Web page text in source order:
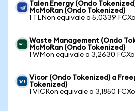
Talen Energy (Ondo
McMoRan (Ondo Tokenized)
1 TLNon equivale a 5,0339
Waste Management (Ondo
McMoRan (Ondo Tokenized)
1 WMon equivale a 3,2630
Vicor (Ondo Tokenized) a
Tokenized)
1 VICRon equivale a 3,1850